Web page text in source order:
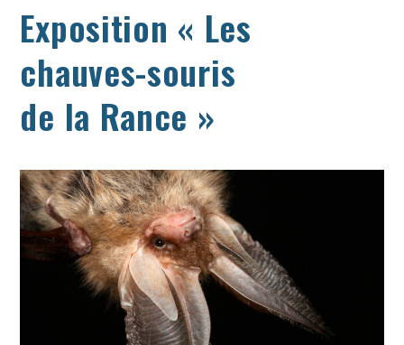
Exposition « Les
chauves-souris
de la Rance »